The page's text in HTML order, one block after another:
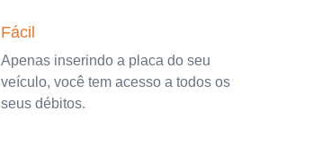
Fácil
Apenas inserindo a placa do seu
veículo, você tem acesso a todos os
seus débitos.